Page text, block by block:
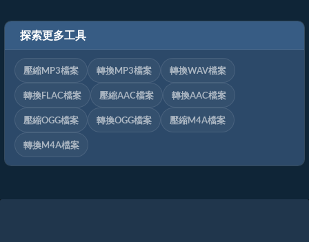
探索更多工具
壓縮MP3檔案 轉換MP3檔案 轉換WAV檔案
轉換FLAC檔案 壓縮AAC檔案 轉換AAC檔案
壓縮OGG檔案 轉換OGG檔案 壓縮M4A檔案
轉換M4A檔案